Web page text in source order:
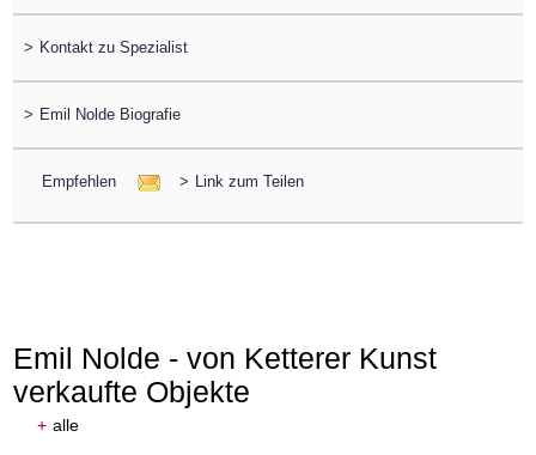
> Kontakt zu Spezialist
> Emil Nolde Biografie
Empfehlen > Link zum Teilen
Emil Nolde - von Ketterer Kunst
verkaufte Objekte
+ alle